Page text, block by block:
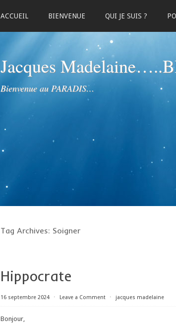
ACCUEIL BIENVENUE QUI JE SUIS ?
Jacques
Bienvenue au PARADIS…
Tag Archives: Soigner
Hippocrate
16 septembre 2024 ⋅ Leave a Comment ⋅ jacques madelaine
Bonjour,